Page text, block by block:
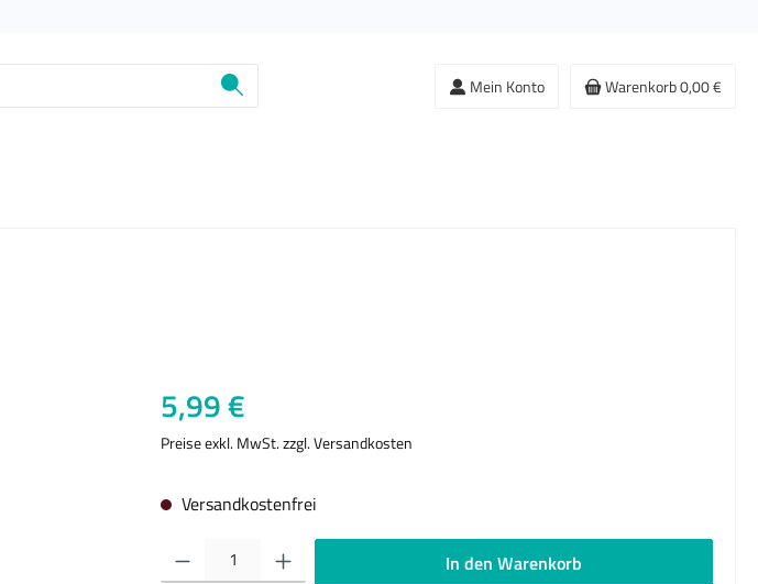
Mein Konto Warenkorb0,00 €
Regulärer Preis:
5,99 €
Preise exkl. MwSt. zzgl. Versandkosten
Versandkostenfrei
Produkt Anzahl: Gib den gewünschten Wert ein oder benutze die Schaltflächen um die
In den Warenkorb